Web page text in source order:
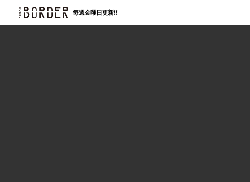
border 毎週金曜日更新!!